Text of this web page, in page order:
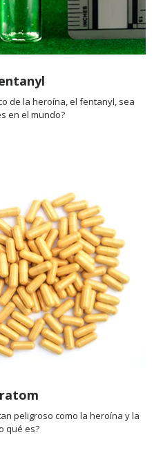
de la heroína, el fentanyl, sea
en el mundo?
peligroso como la heroína y la
qué es?